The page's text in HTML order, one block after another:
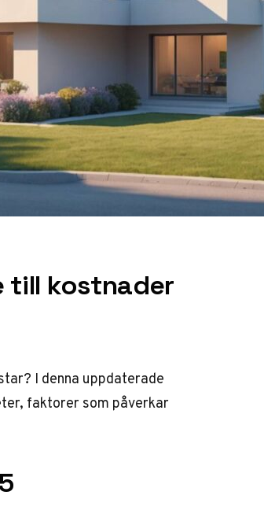
till kostnader
I denna uppdaterade
faktorer som påverkar